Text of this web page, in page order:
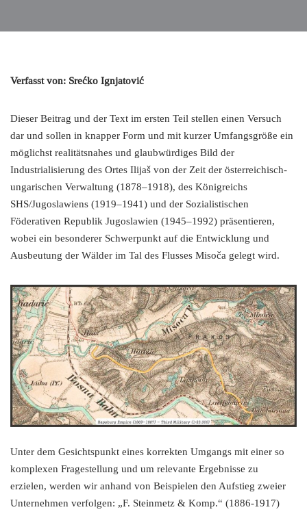
Verfasst von: Srećko Ignjatović
Dieser Beitrag und der Text im ersten Teil stellen einen Versuch
dar und sollen in knapper Form und mit kurzer Umfangsgröße ein
möglichst realitätsnahes und glaubwürdiges Bild der
Industrialisierung des Ortes Ilijaš von der Zeit der österreichisch-
ungarischen Verwaltung (1878–1918), des Königreichs
SHS/Jugoslawiens (1919–1941) und der Sozialistischen
Föderativen Republik Jugoslawien (1945–1992) präsentieren,
wobei ein besonderer Schwerpunkt auf die Entwicklung und
Ausbeutung der Wälder im Tal des Flusses Misoča gelegt wird.
Unter dem Gesichtspunkt eines korrekten Umgangs mit einer so
komplexen Fragestellung und um relevante Ergebnisse zu
erzielen, werden wir anhand von Beispielen den Aufstieg zweier
Unternehmen verfolgen: „F. Steinmetz & Komp.“ (1886-1917)